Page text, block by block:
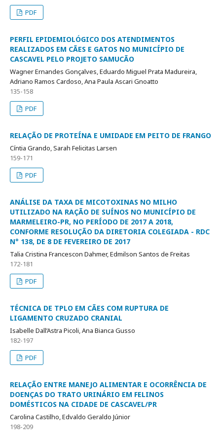
PDF
PERFIL EPIDEMIOLÓGICO DOS ATENDIMENTOS
REALIZADOS EM CÃES E GATOS NO MUNICÍPIO DE
CASCAVEL PELO PROJETO SAMUCÃO
Wagner Ernandes Gonçalves, Eduardo Miguel Prata Madureira,
Adriano Ramos Cardoso, Ana Paula Ascari Gnoatto
135-158
PDF
RELAÇÃO DE PROTEÍNA E UMIDADE EM PEITO DE FRANGO
Cíntia Grando, Sarah Felicitas Larsen
159-171
PDF
ANÁLISE DA TAXA DE MICOTOXINAS NO MILHO
UTILIZADO NA RAÇÃO DE SUÍNOS NO MUNICÍPIO DE
MARMELEIRO-PR, NO PERÍODO DE 2017 A 2018,
CONFORME RESOLUÇÃO DA DIRETORIA COLEGIADA - RDC
N° 138, DE 8 DE FEVEREIRO DE 2017
Talia Cristina Francescon Dahmer, Edmilson Santos de Freitas
172-181
PDF
TÉCNICA DE TPLO EM CÃES COM RUPTURA DE
LIGAMENTO CRUZADO CRANIAL
Isabelle Dall’Astra Picoli, Ana Bianca Gusso
182-197
PDF
RELAÇÃO ENTRE MANEJO ALIMENTAR E OCORRÊNCIA DE
DOENÇAS DO TRATO URINÁRIO EM FELINOS
DOMÉSTICOS NA CIDADE DE CASCAVEL/PR
Carolina Castilho, Edvaldo Geraldo Júnior
198-209